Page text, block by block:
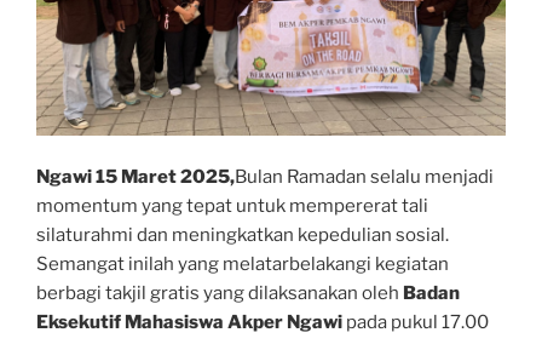
Ngawi 15 Maret 2025,Bulan Ramadan selalu menjadi
momentum yang tepat untuk mempererat tali
silaturahmi dan meningkatkan kepedulian sosial.
Semangat inilah yang melatarbelakangi kegiatan
berbagi takjil gratis yang dilaksanakan oleh Badan
Eksekutif Mahasiswa Akper Ngawi pada pukul 17.00